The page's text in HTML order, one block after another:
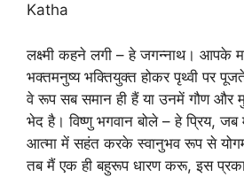
Katha
लक्ष्मी कहने लगी – हे जगन्नाथ। आपके
भक्तमनुष्य भक्तियुक्त होकर पृथ्वी पर
वे रूप सब समान ही हैं या उनमें गौण और
भेद है। विष्णु भगवान बोले – हे प्रिय, जब
आत्मा में सहंत करके स्वानुभव रूप से
तब मैं एक ही बहुरूप धारण करू, इस